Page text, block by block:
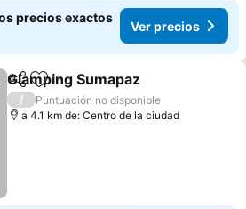
precios exactos
Ver precios
CompartirAgregar a favoritos
Glamping Sumapaz
/
Puntuación no disponible
a 4.1 km de: Centro de la ciudad